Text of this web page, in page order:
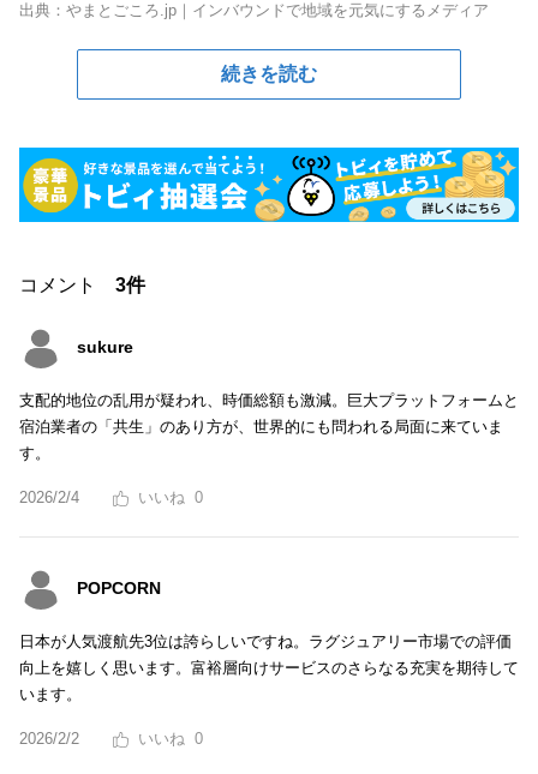
出典：やまとごころ.jp｜インバウンドで地域を元気にするメディア
続きを読む
コメント 3件
sukure
支配的地位の乱用が疑われ、時価総額も激減。巨大プラットフォームと
宿泊業者の「共生」のあり方が、世界的にも問われる局面に来ていま
す。
2026/2/4 0
POPCORN
日本が人気渡航先3位は誇らしいですね。ラグジュアリー市場での評価
向上を嬉しく思います。富裕層向けサービスのさらなる充実を期待して
います。
2026/2/2 0